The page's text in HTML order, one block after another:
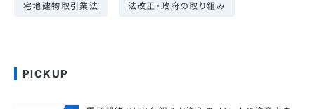
宅地建物取引業法 法改正・政府の取り組み
PICKUP